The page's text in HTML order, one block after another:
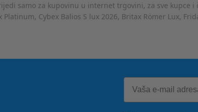
samo za kupovinu u internet trgovini, za sve
Cybex Balios S lux 2026, Britax Römer Lux,